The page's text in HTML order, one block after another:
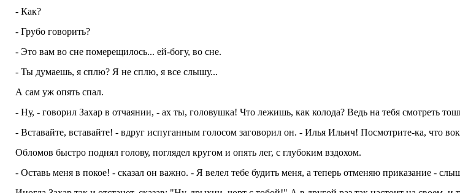
- Как?
- Грубо говорить?
- Это вам во сне померещилось... ей-богу, во сне.
- Ты думаешь, я сплю? Я не сплю, я все слышу...
А сам уж опять спал.
- Ну, - говорил Захар в отчаянии, - ах ты, головушка! Что лежишь, как колода? Ведь на тебя смотреть
- Вставайте, вставайте! - вдруг испуганным голосом заговорил он. - Илья Ильич! Посмотрите-ка, что
Обломов быстро поднял голову, поглядел кругом и опять лег, с глубоким вздохом.
- Оставь меня в покое! - сказал он важно. - Я велел тебе будить меня, а теперь отменяю приказание -